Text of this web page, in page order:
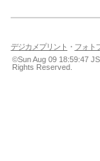
デジカメプリント ・ フォト
©Sun Aug 09 18:59:47
Rights Reserved.